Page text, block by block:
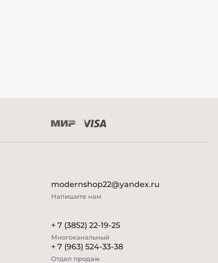
modernshop22@yandex.ru
Напишите нам
+ 7 (3852) 22-19-25
Многоканальный
+ 7 (963) 524-33-38
Отдел продаж